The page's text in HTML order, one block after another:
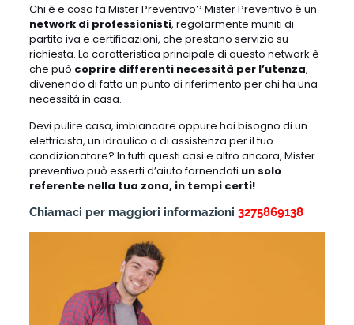
Chi è e cosa fa Mister Preventivo? Mister Preventivo è un
network di professionisti, regolarmente muniti di
partita iva e certificazioni, che prestano servizio su
richiesta. La caratteristica principale di questo network è
che può coprire differenti necessità per l’utenza,
divenendo di fatto un punto di riferimento per chi ha una
necessità in casa.
Devi pulire casa, imbiancare oppure hai bisogno di un
elettricista, un idraulico o di assistenza per il tuo
condizionatore? In tutti questi casi e altro ancora, Mister
preventivo può esserti d’aiuto fornendoti un solo
referente nella tua zona, in tempi certi!
Chiamaci per maggiori informazioni 3275869138